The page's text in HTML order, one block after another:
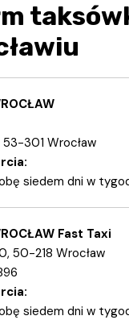
53-301 Wrocław
siedem dni w
Fast Taxi
50-218 Wrocław
siedem dni w